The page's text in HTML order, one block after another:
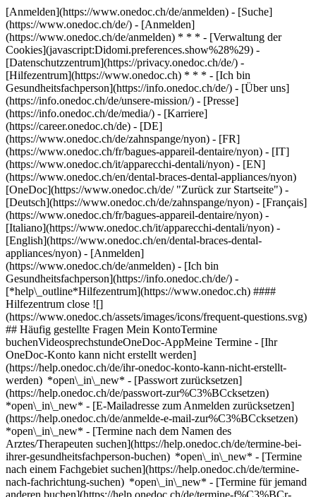
[Anmelden](https://www.onedoc.ch/de/anmelden) - [Suche]
(https://www.onedoc.ch/de/) - [Anmelden]
(https://www.onedoc.ch/de/anmelden) * * * - [Verwaltung der
Cookies](javascript:Didomi.preferences.show%28%29) -
[Datenschutzzentrum](https://privacy.onedoc.ch/de/) -
[Hilfezentrum](https://www.onedoc.ch) * * * - [Ich bin
Gesundheitsfachperson](https://info.onedoc.ch/de/) - [Über uns]
(https://info.onedoc.ch/de/unsere-mission/) - [Presse]
(https://info.onedoc.ch/de/media/) - [Karriere]
(https://career.onedoc.ch/de) - [DE]
(https://www.onedoc.ch/de/zahnspange/nyon) - [FR]
(https://www.onedoc.ch/fr/bagues-appareil-dentaire/nyon) - [IT]
(https://www.onedoc.ch/it/apparecchi-dentali/nyon) - [EN]
(https://www.onedoc.ch/en/dental-braces-dental-appliances/nyon)
[OneDoc](https://www.onedoc.ch/de/ "Zurück zur Startseite") -
[Deutsch](https://www.onedoc.ch/de/zahnspange/nyon) - [Français]
(https://www.onedoc.ch/fr/bagues-appareil-dentaire/nyon) -
[Italiano](https://www.onedoc.ch/it/apparecchi-dentali/nyon) -
[English](https://www.onedoc.ch/en/dental-braces-dental-
appliances/nyon) - [Anmelden]
(https://www.onedoc.ch/de/anmelden) - [Ich bin
Gesundheitsfachperson](https://info.onedoc.ch/de/) -
[*help\_outline*Hilfezentrum](https://www.onedoc.ch) ####
Hilfezentrum close ![]
(https://www.onedoc.ch/assets/images/icons/frequent-questions.svg)
## Häufig gestellte Fragen Mein KontoTermine
buchenVideosprechstundeOneDoc-AppMeine Termine - [Ihr
OneDoc-Konto kann nicht erstellt werden]
(https://help.onedoc.ch/de/ihr-onedoc-konto-kann-nicht-erstellt-
werden) *open\_in\_new* - [Passwort zurücksetzen]
(https://help.onedoc.ch/de/passwort-zur%C3%BCcksetzen)
*open\_in\_new* - [E-Mailadresse zum Anmelden zurücksetzen]
(https://help.onedoc.ch/de/anmelde-e-mail-zur%C3%BCcksetzen)
*open\_in\_new* - [Termine nach dem Namen des
Arztes/Therapeuten suchen](https://help.onedoc.ch/de/termine-bei-
ihrer-gesundheitsfachperson-buchen) *open\_in\_new* - [Termine
nach einem Fachgebiet suchen](https://help.onedoc.ch/de/termine-
nach-fachrichtung-suchen) *open\_in\_new* - [Termine für jemand
anderen buchen](https://help.onedoc.ch/de/termine-f%C3%BCr-